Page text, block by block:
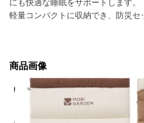
にも快適な睡眠をサポートします。
軽量コンパクトに収納でき、防災セ
商品画像